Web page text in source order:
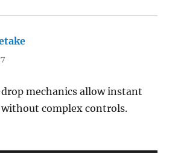
mechanics allow instant
complex controls.